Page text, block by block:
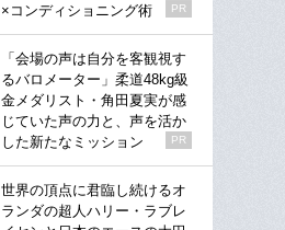
×コンディショニング術
PR
「会場の声は自分を客観視す
るバロメーター」柔道48kg級
金メダリスト・角田夏実が感
じていた声の力と、声を活か
した新たなミッション
PR
世界の頂点に君臨し続けるオ
ランダの超人ハリー・ラブレ